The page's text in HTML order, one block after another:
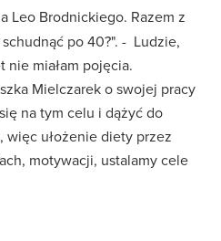
Leo Brodnickiego. Razem z
po 40?". - Ludzie,
miałam pojęcia.
Mielczarek o swojej pracy
na tym celu i dążyć do
więc ułożenie diety przez
motywacji, ustalamy cele